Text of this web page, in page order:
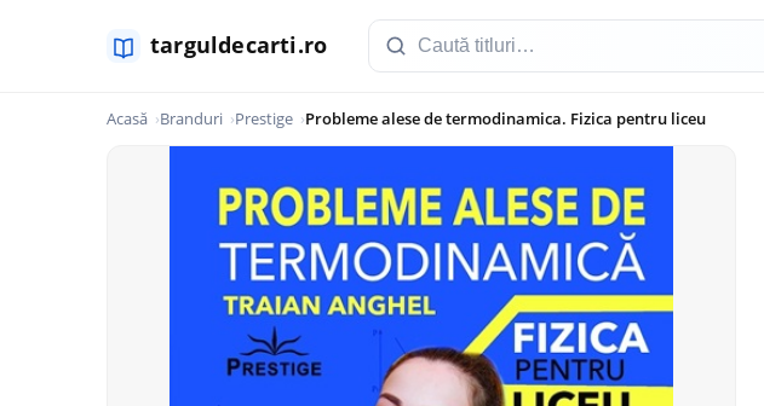
Acasă Branduri Prestige Probleme alese de termodinamica. Fizica pentru liceu